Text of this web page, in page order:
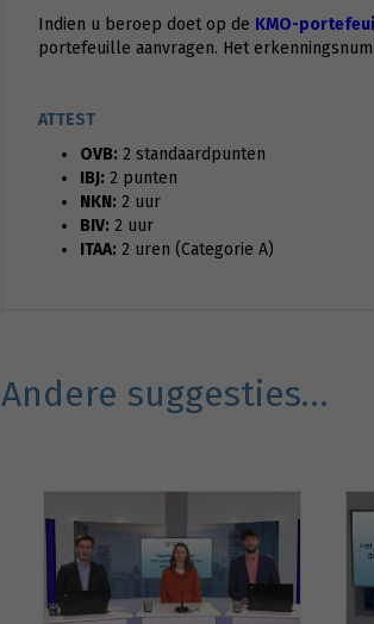
Indien u beroep doet op de KMO-
portefeuille aanvragen. Het
ATTEST
OVB:2 standaardpunten
IBJ:2 punten
NKN:2 uur
BIV:2 uur
ITAA:2 uren (Categorie A)
Andere suggesties…